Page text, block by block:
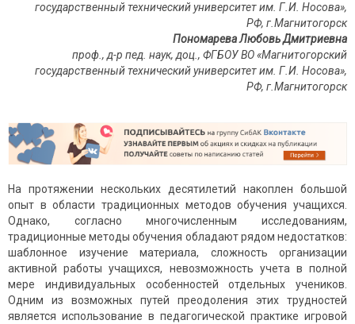
государственный технический университет им. Г.И. Носова»,
РФ, г.Магнитогорск
Пономарева Любовь Дмитриевна
проф., д-р пед. наук, доц., ФГБОУ ВО «Магнитогорский
государственный технический университет им. Г.И. Носова»,
РФ, г.Магнитогорск
На протяжении нескольких десятилетий накоплен большой
опыт в области традиционных методов обучения учащихся.
Однако, согласно многочисленным исследованиям,
традиционные методы обучения обладают рядом недостатков:
шаблонное изучение материала, сложность организации
активной работы учащихся, невозможность учета в полной
мере индивидуальных особенностей отдельных учеников.
Одним из возможных путей преодоления этих трудностей
является использование в педагогической практике игровой